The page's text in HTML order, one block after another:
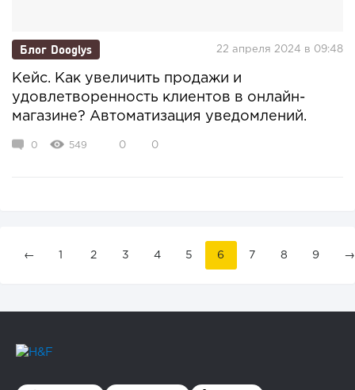
Блог Dooglys 22 апреля 2024 в 09:48
Кейс. Как увеличить продажи и
удовлетворенность клиентов в онлайн-
магазине? Автоматизация уведомлений.
0 549 0 0
← 1 2 3 4 5 6 7 8 9 →